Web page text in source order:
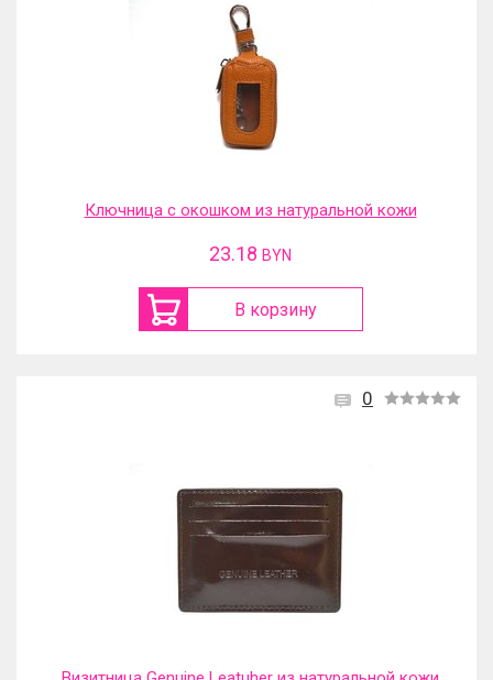
Ключница с окошком из натуральной кожи
23.18 BYN
В корзину
0